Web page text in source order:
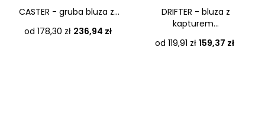
CASTER - gruba bluza z...
od 178,30 zł Cena
236,94 zł
DRIFTER - bluza z
kapturem...
od 119,91 zł Cena
159,37 zł